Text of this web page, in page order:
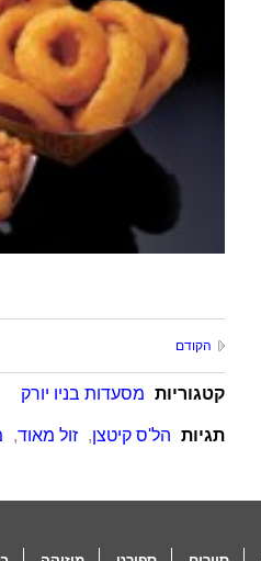
הקודם
קטגוריות מסעדות בניו יורק
תגיות הל'ס קיטצן, זול מאוד,